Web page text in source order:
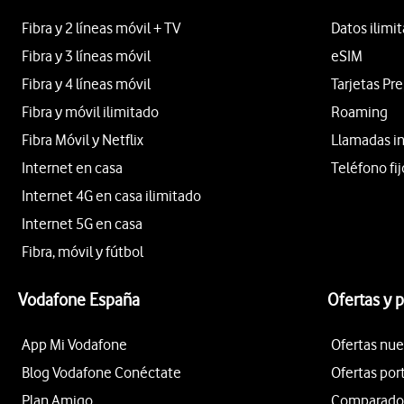
Fibra y 2 líneas móvil + TV
Fibra y 3 líneas móvil
Fibra y 4 líneas móvil
Fibra y móvil ilimitado
Fibra Móvil y Netflix
Internet en casa
Internet 4G en casa ilimitado
Internet 5G en casa
Fibra, móvil y fútbol
Datos
eSIM
Tarjetas
Roaming
Llamadas
Teléfono
Vodafone España
App Mi Vodafone
Blog Vodafone Conéctate
Plan Amigo
Ofertas y
Ofertas
Ofertas